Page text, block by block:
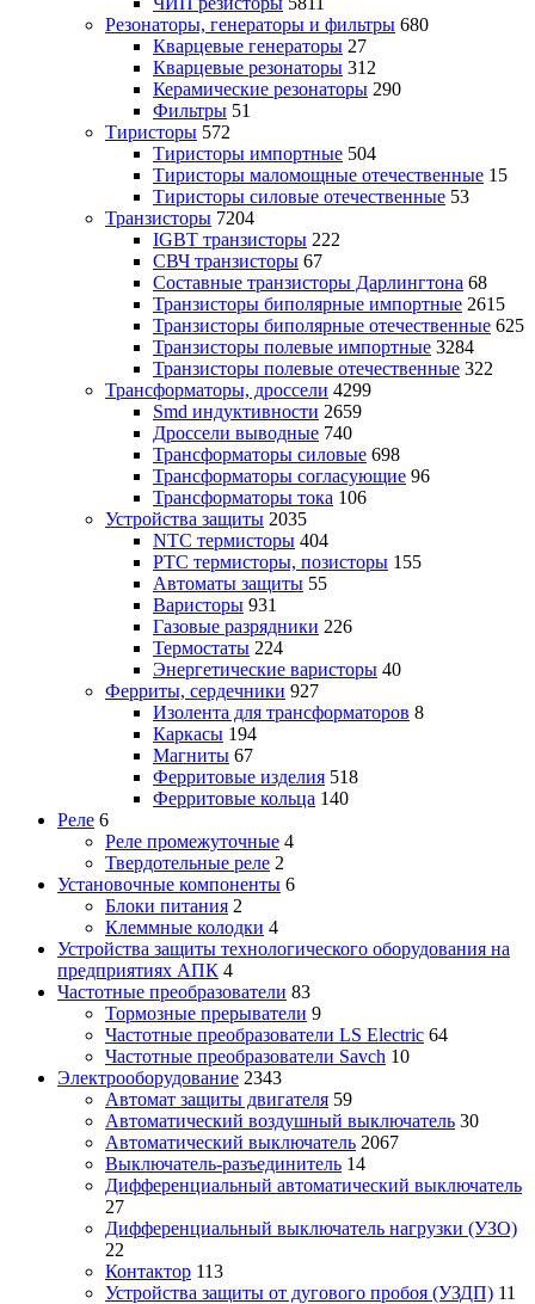
Резонаторы, генераторы и фильтры 680
Кварцевые генераторы 27
Кварцевые резонаторы 312
Керамические резонаторы 290
Фильтры 51
Тиристоры 572
Тиристоры импортные 504
Тиристоры маломощные отечественные 15
Тиристоры силовые отечественные 53
Транзисторы 7204
IGBT транзисторы 222
СВЧ транзисторы 67
Составные транзисторы Дарлингтона 68
Транзисторы биполярные импортные 2615
Транзисторы биполярные отечественные 625
Транзисторы полевые импортные 3284
Транзисторы полевые отечественные 322
Трансформаторы, дроссели 4299
Smd индуктивности 2659
Дроссели выводные 740
Трансформаторы силовые 698
Трансформаторы согласующие 96
Трансформаторы тока 106
Устройства защиты 2035
NTC термисторы 404
PTC термисторы, позисторы 155
Автоматы защиты 55
Варисторы 931
Газовые разрядники 226
Термостаты 224
Энергетические варисторы 40
Ферриты, сердечники 927
Изолента для трансформаторов 8
Каркасы 194
Магниты 67
Ферритовые изделия 518
Ферритовые кольца 140
Реле 6
Реле промежуточные 4
Твердотельные реле 2
Установочные компоненты 6
Блоки питания 2
Клеммные колодки 4
Устройства защиты технологического оборудования на
предприятиях АПК 4
Частотные преобразователи 83
Тормозные прерыватели 9
Частотные преобразователи LS Electric 64
Частотные преобразователи Savch 10
Электрооборудование 2343
Автомат защиты двигателя 59
Автоматический воздушный выключатель 30
Автоматический выключатель 2067
Выключатель-разъединитель 14
Дифференциальный автоматический выключатель
27
Дифференциальный выключатель нагрузки (УЗО)
22
Контактор 113
Устройства защиты от дугового пробоя (УЗДП) 11